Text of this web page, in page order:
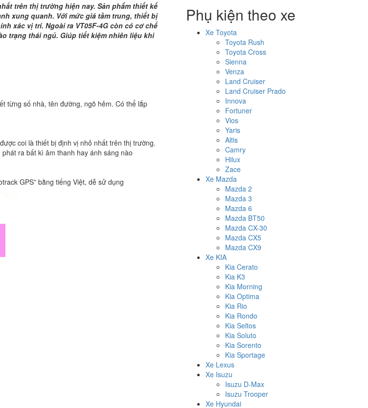
trên thị trường hiện nay. Sản phẩm thiết kế
xung quanh. Với mức giá tầm trung, thiết bị
xác vị trí. Ngoài ra VT05F-4G còn có cơ chế
trạng thái ngủ. Giúp tiết kiệm nhiên liệu khi
từng số nhà, tên đường, ngõ hẻm. Có thể lắp
coi là thiết bị định vị nhỏ nhất trên thị trường.
ra bất kì âm thanh hay ánh sáng nào
GPS” bằng tiếng Việt, dễ sử dụng
Phụ kiện theo xe
Xe Toyota
Toyota Rush
Toyota Cross
Sienna
Venza
Land Cruiser
Land Cruiser Prado
Innova
Fortuner
Vios
Yaris
Altis
Camry
Hilux
Zace
Xe Mazda
Mazda 2
Mazda 3
Mazda 6
Mazda BT50
Mazda CX-30
Mazda CX5
Mazda CX9
Xe KIA
Kia Cerato
Kia K3
Kia Morning
Kia Optima
Kia Rio
Kia Rondo
Kia Seltos
Kia Soluto
Kia Sorento
Kia Sportage
Xe Lexus
Xe Isuzu
Isuzu D-Max
Isuzu Trooper
Xe Hyundai